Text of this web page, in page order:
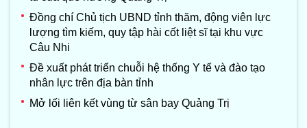
Đồng chí Chủ tịch UBND tỉnh thăm, động viên lực
lượng tìm kiếm, quy tập hài cốt liệt sĩ tại khu vực
Câu Nhi
Đề xuất phát triển chuỗi hệ thống Y tế và đào tạo
nhân lực trên địa bàn tỉnh
Mở lối liên kết vùng từ sân bay Quảng Trị